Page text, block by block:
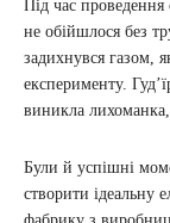
Під час проведення
не обійшлося без
задихнувся газом,
експерименту.
виникла
Були й успішні
створити ідеальну